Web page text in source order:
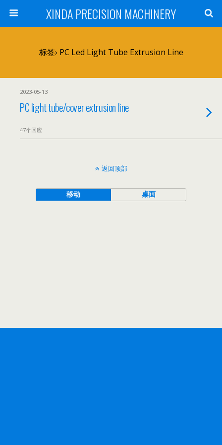
XINDA PRECISION MACHINERY
标签› PC Led Light Tube Extrusion Line
2023-05-13
PC light tube/cover extrusion line
47个回应
返回顶部
移动 桌面